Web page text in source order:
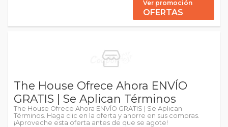
Ver promoción
OFERTAS
The House Ofrece Ahora ENVÍO
GRATIS | Se Aplican Términos
The House Ofrece Ahora ENVÍO GRATIS | Se Aplican
Términos. Haga clic en la oferta y ahorre en sus compras.
¡Aproveche esta oferta antes de que se agote!